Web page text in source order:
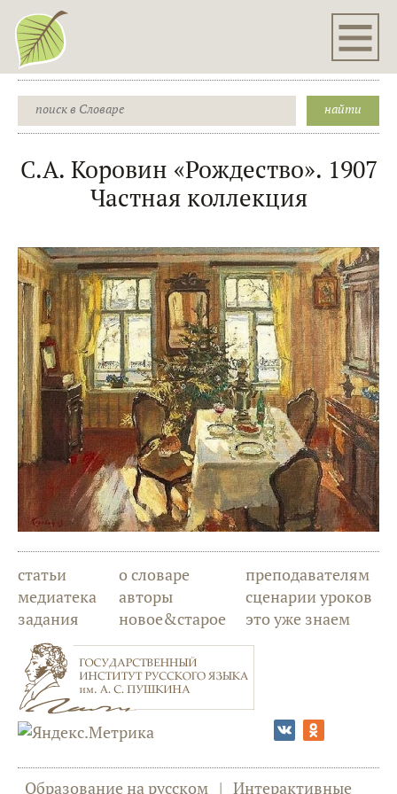
С.А. Коровин «Рождество». 1907
Частная коллекция
статьи
медиатека
задания
о словаре
авторы
новое&старое
преподавателям
сценарии уроков
это уже знаем
Образование на русском | Интерактивные